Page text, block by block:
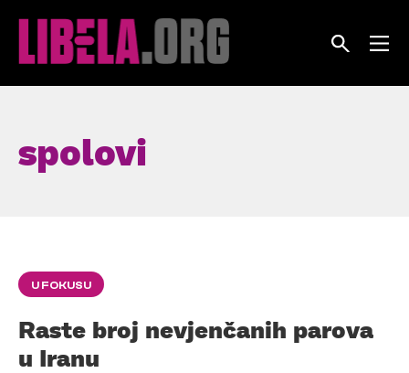
spolovi
U FOKUSU
Raste broj nevjenčanih parova
u Iranu